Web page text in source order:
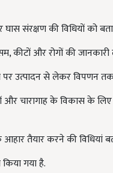
संरक्षण की विधियों को
कीटों और रोगों की
उत्पादन से लेकर विपणन
चारागाह के विकास के लिए
तैयार करने की विधियां
गया है.